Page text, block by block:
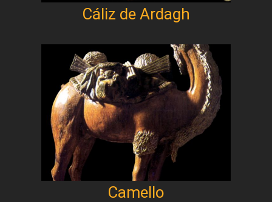
Cáliz de Ardagh
Camello